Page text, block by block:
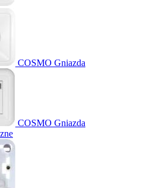
COSMO Gniazda
COSMO Gniazda